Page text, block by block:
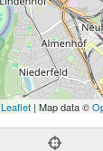
Leaflet| Map data ©